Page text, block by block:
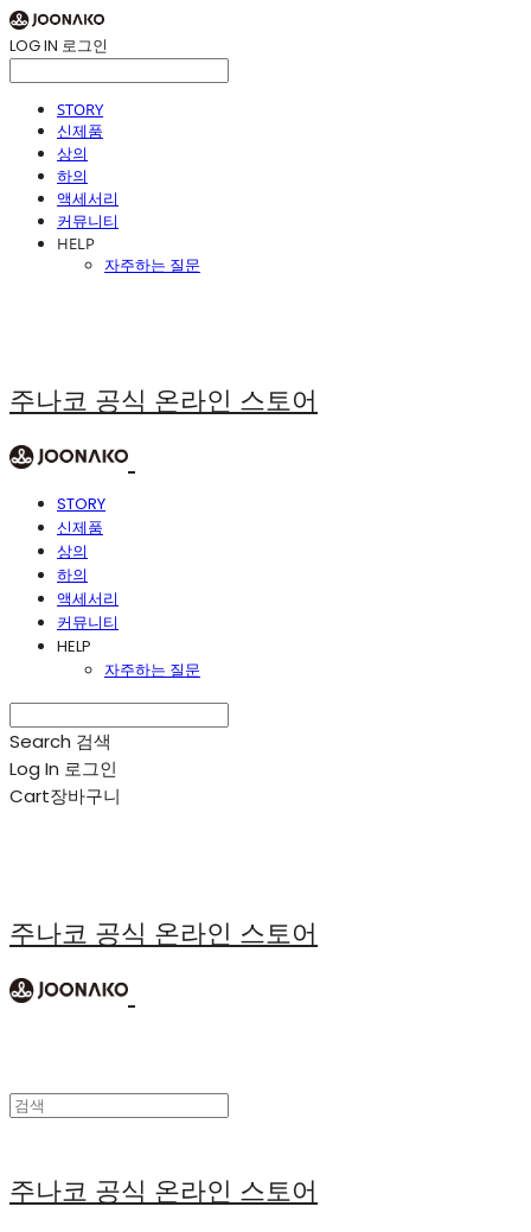
LOG IN 로그인
STORY
신제품
상의
하의
액세서리
커뮤니티
HELP
자주하는 질문
주나코 공식 온라인 스토어
STORY
신제품
상의
하의
액세서리
커뮤니티
HELP
자주하는 질문
Search 검색
Log In 로그인
Cart장바구니
주나코 공식 온라인 스토어
주나코 공식 온라인 스토어